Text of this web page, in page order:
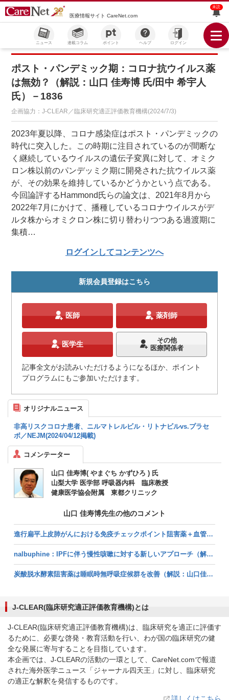
医療情報サイト CareNet.com
未読
ニュース 連載コラム ポイント ヘルプ ログイン
ポスト・パンデミック期：コロナ抗ウイルス薬
は無効？（解説：山口 佳寿博 氏/田中 希宇人
氏）－1836
企画協力：J-CLEAR／臨床研究適正評価教育機構(2024/7/3)
2023年夏以降、コロナ感染症はポスト・パンデミックの
時代に突入した。この時期に注目されているのが間断な
く継続しているウイルスの遺伝子変異に対して、オミク
ロン株以前のパンデッミク期に開発された抗ウイルス薬
が、その効果を維持しているかどうかという点である。
今回論評するHammond氏らの論文は、2021年8月から
2022年7月にかけて、播種しているコロナウイルスがデ
ルタ株からオミクロン株に切り替わりつつある過渡期に
集積…
ログインしてコンテンツへ
新規会員登録はこちら
医師 薬剤師
医学生
その他
医療関係者
記事全文がお読みいただけるようになるほか、ポイント
プログラムにもご参加いただけます。
オリジナルニュース
非高リスクコロナ患者、ニルマトレルビル・リトナビルvs.プラセ
ボ／NEJM(2024/04/12掲載)
コメンテーター
山口 佳寿博( やまぐち かずひろ ) 氏
山梨大学 医学部 呼吸器内科 臨床教授
健康医学協会附属 東都クリニック
山口 佳寿博先生の他のコメント
進行扁平上皮肺がんにおける免疫チェックポイント阻害薬＋血管新生阻害薬の二重特異性抗体ivonescimabの効果（解説：田中希宇人氏/山口佳寿博氏） (2026/08/05掲載)
nalbuphine：IPFに伴う慢性咳嗽に対する新しいアプローチ（解説：田中希宇人氏/山口佳寿博氏） (2026/03/13掲載)
炭酸脱水酵素阻害薬は睡眠時無呼吸症候群を改善（解説：山口佳寿博氏/田中希宇人氏） (2026/01/13掲載)
J-CLEAR(臨床研究適正評価教育機構)とは
J-CLEAR(臨床研究適正評価教育機構)は、臨床研究を適正に評価す
るために、必要な啓発・教育活動を行い、わが国の臨床研究の健
全な発展に寄与することを目指しています。
本企画では、J-CLEARの活動の一環として、CareNet.comで報道
された海外医学ニュース「ジャーナル四天王」に対し、臨床研究
の適正な解釈を発信するものです。